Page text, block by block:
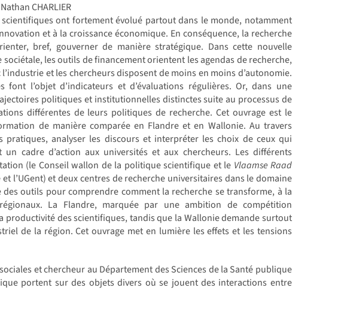
CHARLIER
ont fortement évolué partout dans le monde, notamment
et à la croissance économique. En conséquence, la recherche
bref, gouverner de manière stratégique. Dans cette nouvelle
les outils de financement orientent les agendas de recherche,
et les chercheurs disposent de moins en moins d’autonomie.
l’objet d’indicateurs et d’évaluations régulières. Or, dans une
politiques et institutionnelles distinctes suite au processus de
différentes de leurs politiques de recherche. Cet ouvrage est le
de manière comparée en Flandre et en Wallonie. Au travers
pratiques, analyser les discours et interpréter les choix de ceux qui
cadre d’action aux universités et aux chercheurs. Les différents
(le Conseil wallon de la politique scientifique et le Vlaamse Raad
et l’UGent) et deux centres de recherche universitaires dans le domaine
des outils pour comprendre comment la recherche se transforme, à la
La Flandre, marquée par une ambition de compétition
productivité des scientifiques, tandis que la Wallonie demande surtout
de la région. Cet ouvrage met en lumière les effets et les tensions
et chercheur au Département des Sciences de la Santé publique
portent sur des objets divers où se jouent des interactions entre